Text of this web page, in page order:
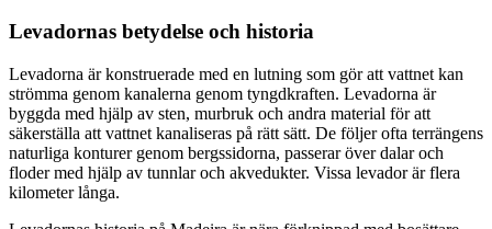
Levadornas betydelse och historia
Levadorna är konstruerade med en lutning som gör att vattnet kan
strömma genom kanalerna genom tyngdkraften. Levadorna är
byggda med hjälp av sten, murbruk och andra material för att
säkerställa att vattnet kanaliseras på rätt sätt. De följer ofta terrängens
naturliga konturer genom bergssidorna, passerar över dalar och
floder med hjälp av tunnlar och akvedukter. Vissa levador är flera
kilometer långa.